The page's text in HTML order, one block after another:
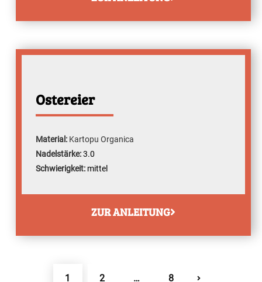
Ostereier
Material: Kartopu Organica
Nadelstärke:3.0
Schwierigkeit: mittel
ZUR ANLEITUNG
Seitennummerierung
SEITE
1 SEITE
2 … SEITE
8